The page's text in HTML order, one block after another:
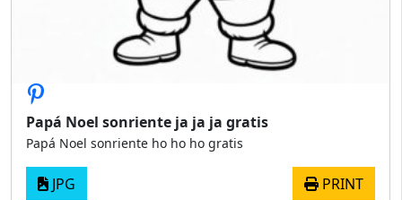
Papá Noel sonriente ja ja ja gratis
Papá Noel sonriente ho ho ho gratis
JPG PRINT